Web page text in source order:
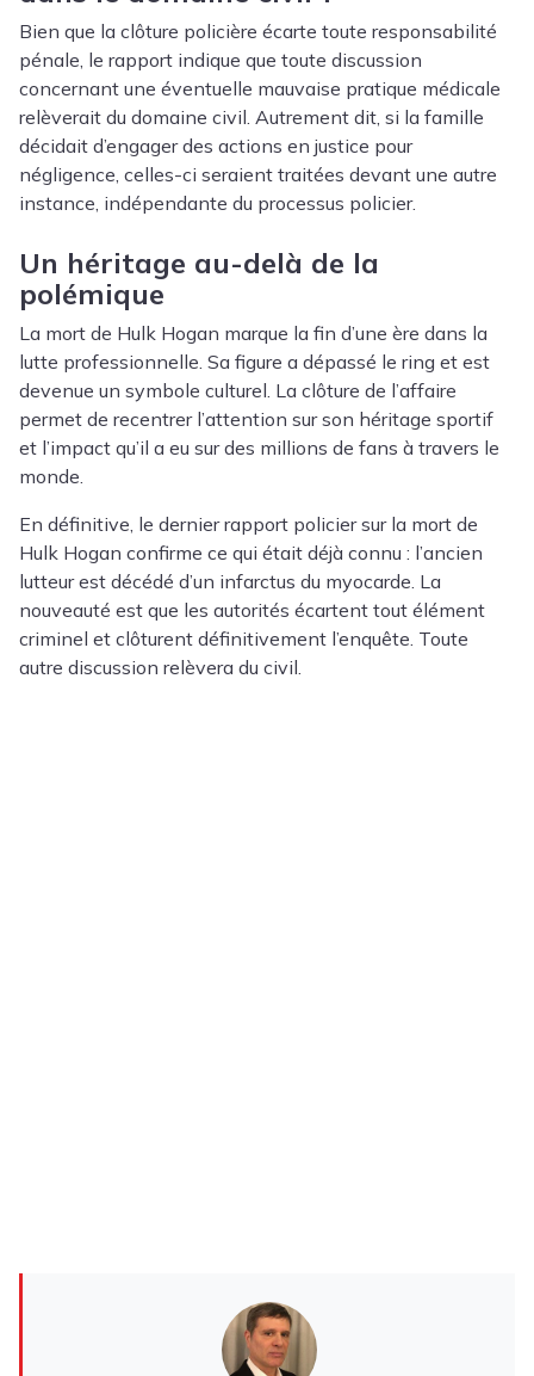
Bien que la clôture policière écarte toute responsabilité
pénale, le rapport indique que toute discussion
concernant une éventuelle mauvaise pratique médicale
relèverait du domaine civil. Autrement dit, si la famille
décidait d’engager des actions en justice pour
négligence, celles-ci seraient traitées devant une autre
instance, indépendante du processus policier.
Un héritage au-delà de la
polémique
La mort de Hulk Hogan marque la fin d’une ère dans la
lutte professionnelle. Sa figure a dépassé le ring et est
devenue un symbole culturel. La clôture de l’affaire
permet de recentrer l’attention sur son héritage sportif
et l’impact qu’il a eu sur des millions de fans à travers le
monde.
En définitive, le dernier rapport policier sur la mort de
Hulk Hogan confirme ce qui était déjà connu : l’ancien
lutteur est décédé d’un infarctus du myocarde. La
nouveauté est que les autorités écartent tout élément
criminel et clôturent définitivement l’enquête. Toute
autre discussion relèvera du civil.